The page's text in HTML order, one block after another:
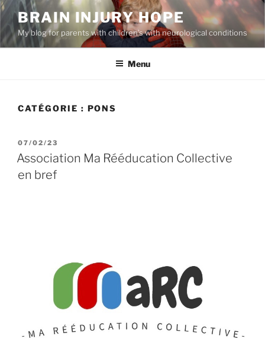
Aller
contenu
principal
BRAIN INJURY HOPE
My blog for parents with children’s with neurological conditions
Menu
CATÉGORIE : PONS
PUBLIÉ
LE
07/02/23
Association Ma Rééducation Collective
en bref